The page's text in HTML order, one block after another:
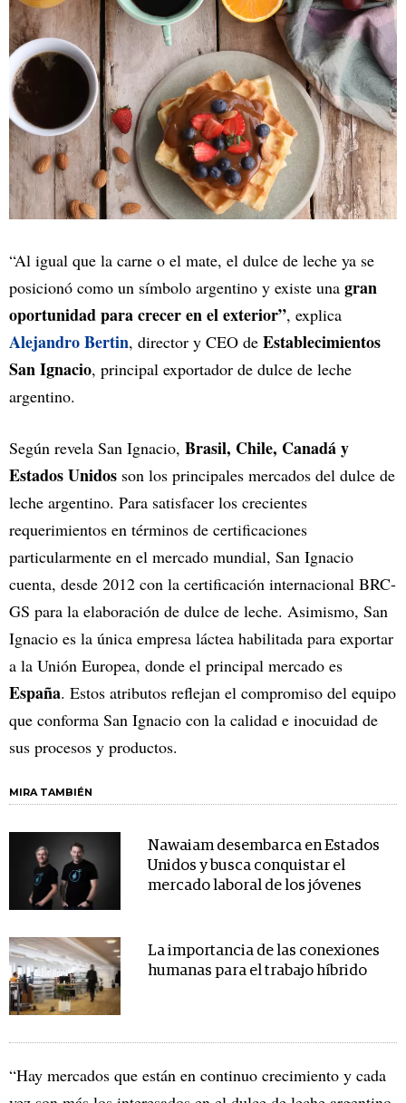
“Al igual que la carne o el mate, el dulce de leche ya se
posicionó como un símbolo argentino y existe una gran
oportunidad para crecer en el exterior”, explica
Alejandro Bertin, director y CEO de Establecimientos
San Ignacio, principal exportador de dulce de leche
argentino.
Según revela San Ignacio, Brasil, Chile, Canadá y
Estados Unidos son los principales mercados del dulce de
leche argentino. Para satisfacer los crecientes
requerimientos en términos de certificaciones
particularmente en el mercado mundial, San Ignacio
cuenta, desde 2012 con la certificación internacional BRC-
GS para la elaboración de dulce de leche. Asimismo, San
Ignacio es la única empresa láctea habilitada para exportar
a la Unión Europea, donde el principal mercado es
España. Estos atributos reflejan el compromiso del equipo
que conforma San Ignacio con la calidad e inocuidad de
sus procesos y productos.
MIRA TAMBIÉN
Nawaiam desembarca en Estados
Unidos y busca conquistar el
mercado laboral de los jóvenes
La importancia de las conexiones
humanas para el trabajo híbrido
“Hay mercados que están en continuo crecimiento y cada